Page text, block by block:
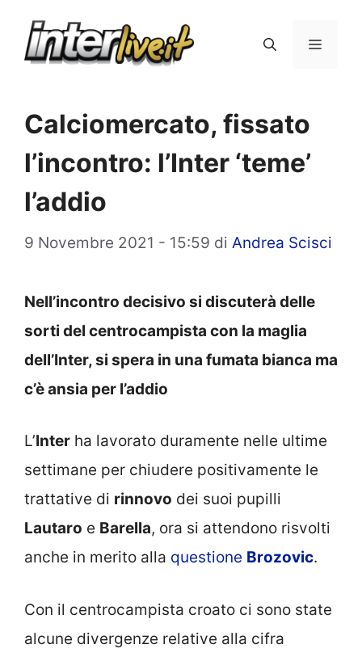
Menu
Calciomercato, fissato
l’incontro: l’Inter ‘teme’
l’addio
9 Novembre 2021 - 15:59 di Andrea Scisci
Nell’incontro decisivo si discuterà delle
sorti del centrocampista con la maglia
dell’Inter, si spera in una fumata bianca ma
c’è ansia per l’addio
L’Inter ha lavorato duramente nelle ultime
settimane per chiudere positivamente le
trattative di rinnovo dei suoi pupilli
Lautaro e Barella, ora si attendono risvolti
anche in merito alla questione Brozovic.
Con il centrocampista croato ci sono state
alcune divergenze relative alla cifra